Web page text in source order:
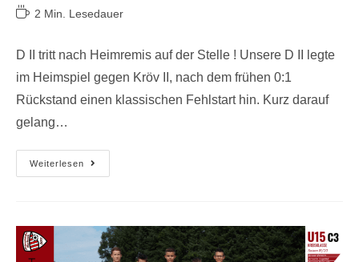
2 Min. Lesedauer
D II tritt nach Heimremis auf der Stelle ! Unsere D II legte
im Heimspiel gegen Kröv II, nach dem frühen 0:1
Rückstand einen klassischen Fehlstart hin. Kurz darauf
gelang…
Weiterlesen